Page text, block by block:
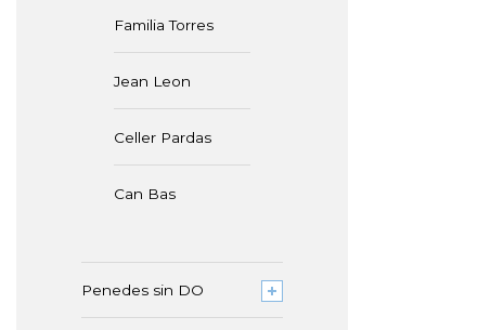
Familia Torres
Jean Leon
Celler Pardas
Can Bas
Penedes sin DO